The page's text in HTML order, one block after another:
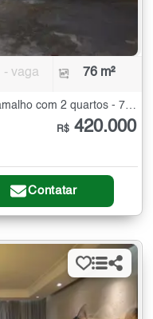
- vaga 76 m²
Terreno à Venda no Parque João Ramalho com 2 quartos - 76 m²
R$ 420.000
Contatar